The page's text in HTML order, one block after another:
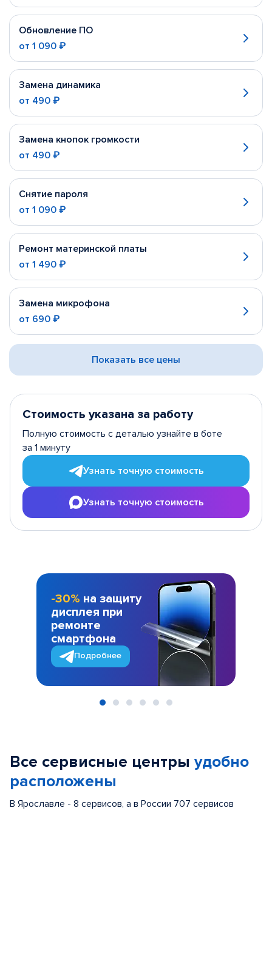
Обновление ПО
от 1 090 ₽
Замена динамика
от 490 ₽
Замена кнопок громкости
от 490 ₽
Снятие пароля
от 1 090 ₽
Ремонт материнской платы
от 1 490 ₽
Замена микрофона
от 690 ₽
Показать все цены
Стоимость указана за работу
Полную стоимость с деталью узнайте в боте
за 1 минуту
Узнать точную стоимость
Узнать точную стоимость
-30% на защиту
дисплея при
ремонте
смартфона
Подробнее
Все сервисные центры удобно
расположены
В Ярославле - 8 сервисов, а в России 707 сервисов